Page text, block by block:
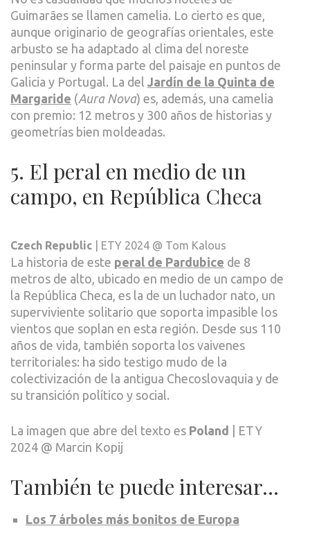
Guimarães se llamen camelia. Lo cierto es que,
aunque originario de geografías orientales, este
arbusto se ha adaptado al clima del noreste
peninsular y forma parte del paisaje en puntos de
Galicia y Portugal. La del Jardín de la Quinta de
Margaride (Aura Nova) es, además, una camelia
con premio: 12 metros y 300 años de historias y
geometrías bien moldeadas.
5. El peral en medio de un
campo, en República Checa
Czech Republic | ETY 2024 @ Tom Kalous
La historia de este peral de Pardubice de 8
metros de alto, ubicado en medio de un campo de
la República Checa, es la de un luchador nato, un
superviviente solitario que soporta impasible los
vientos que soplan en esta región. Desde sus 110
años de vida, también soporta los vaivenes
territoriales: ha sido testigo mudo de la
colectivización de la antigua Checoslovaquia y de
su transición político y social.
La imagen que abre del texto es Poland | ETY
2024 @ Marcin Kopij
También te puede interesar…
Los 7 árboles más bonitos de Europa